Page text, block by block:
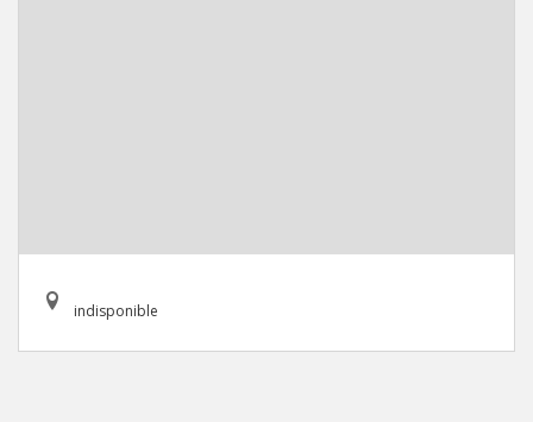
indisponible